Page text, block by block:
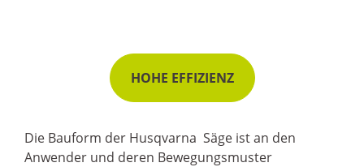
HOHE EFFIZIENZ
Die Bauform der Husqvarna Säge ist an den
Anwender und deren Bewegungsmuster